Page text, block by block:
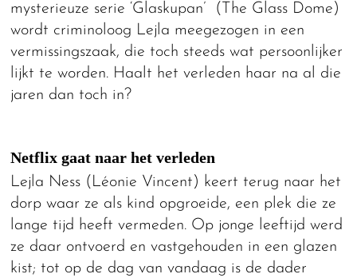
mysterieuze serie ‘Glaskupan’ (The Glass Dome)
wordt criminoloog Lejla meegezogen in een
vermissingszaak, die toch steeds wat persoonlijker
lijkt te worden. Haalt het verleden haar na al die
jaren dan toch in?
Netflix gaat naar het verleden
Lejla Ness (Léonie Vincent) keert terug naar het
dorp waar ze als kind opgroeide, een plek die ze
lange tijd heeft vermeden. Op jonge leeftijd werd
ze daar ontvoerd en vastgehouden in een glazen
kist; tot op de dag van vandaag is de dader